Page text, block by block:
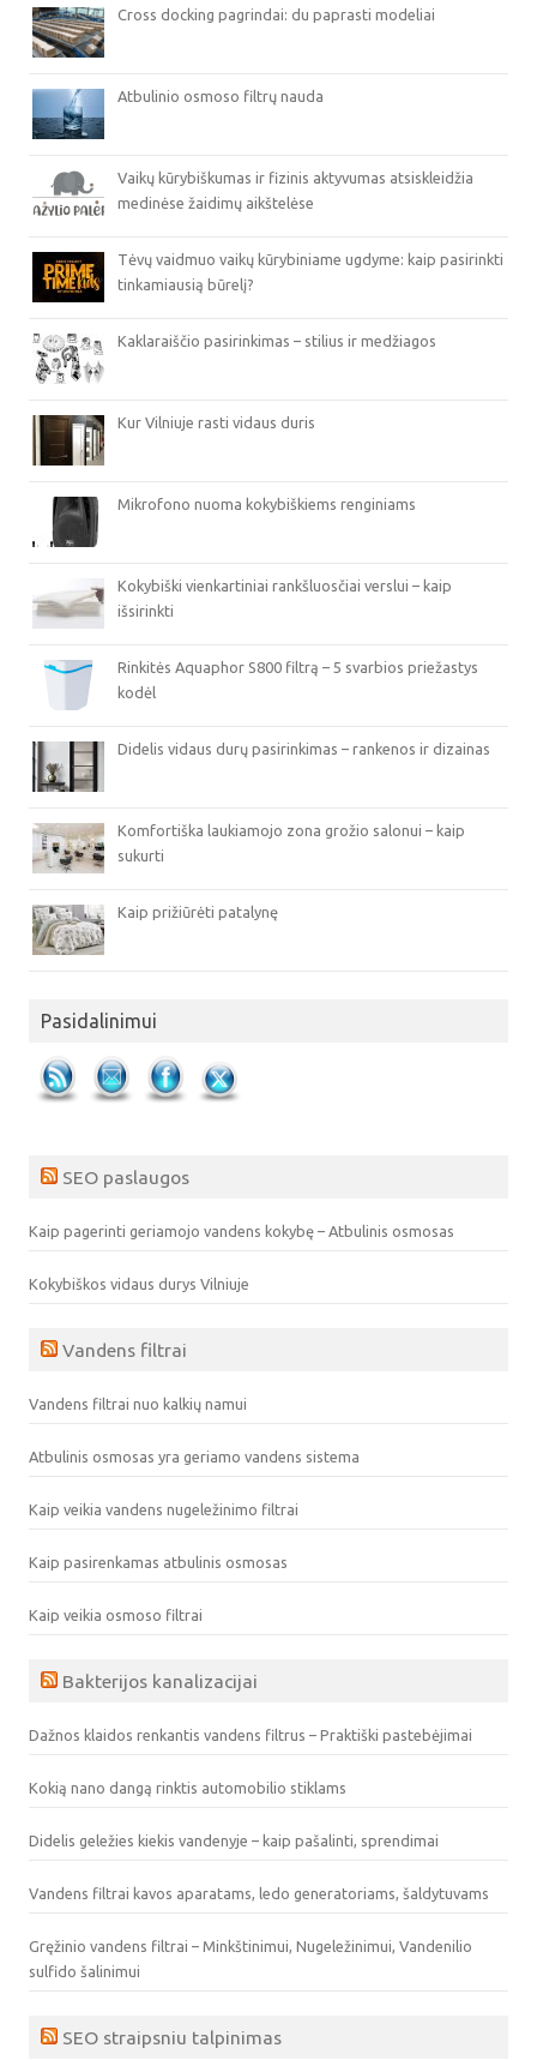
Cross docking pagrindai: du paprasti modeliai
Atbulinio osmoso filtrų nauda
Vaikų kūrybiškumas ir fizinis aktyvumas atsiskleidžia
medinėse žaidimų aikštelėse
Tėvų vaidmuo vaikų kūrybiniame ugdyme: kaip pasirinkti
tinkamiausią būrelį?
Kaklaraiščio pasirinkimas – stilius ir medžiagos
Kur Vilniuje rasti vidaus duris
Mikrofono nuoma kokybiškiems renginiams
Kokybiški vienkartiniai rankšluosčiai verslui – kaip
išsirinkti
Rinkitės Aquaphor S800 filtrą – 5 svarbios priežastys
kodėl
Didelis vidaus durų pasirinkimas – rankenos ir dizainas
Komfortiška laukiamojo zona grožio salonui – kaip
sukurti
Kaip prižiūrėti patalynę
Pasidalinimui
SEO paslaugos
Kaip pagerinti geriamojo vandens kokybę – Atbulinis osmosas
Kokybiškos vidaus durys Vilniuje
Vandens filtrai
Vandens filtrai nuo kalkių namui
Atbulinis osmosas yra geriamo vandens sistema
Kaip veikia vandens nugeležinimo filtrai
Kaip pasirenkamas atbulinis osmosas
Kaip veikia osmoso filtrai
Bakterijos kanalizacijai
Dažnos klaidos renkantis vandens filtrus – Praktiški pastebėjimai
Kokią nano dangą rinktis automobilio stiklams
Didelis geležies kiekis vandenyje – kaip pašalinti, sprendimai
Vandens filtrai kavos aparatams, ledo generatoriams, šaldytuvams
Gręžinio vandens filtrai – Minkštinimui, Nugeležinimui, Vandenilio
sulfido šalinimui
SEO straipsniu talpinimas